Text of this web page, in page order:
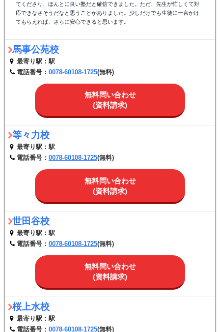
てくださり、ほんとに良い塾だと確信できました。ただ、先生が忙しくて対
応できなさそうだなと思うことがありました。少しだけでも生徒に一言かけ
てもらえれば、さらに安心できると思います。
馬事公苑校
最寄り駅：駅
電話番号： 0078-60108-1725(無料)
無料問い合わせ
(資料請求)
等々力校
最寄り駅：駅
電話番号： 0078-60108-1725(無料)
無料問い合わせ
(資料請求)
世田谷校
最寄り駅：駅
電話番号： 0078-60108-1725(無料)
無料問い合わせ
(資料請求)
桜上水校
最寄り駅：駅
電話番号： 0078-60108-1725(無料)